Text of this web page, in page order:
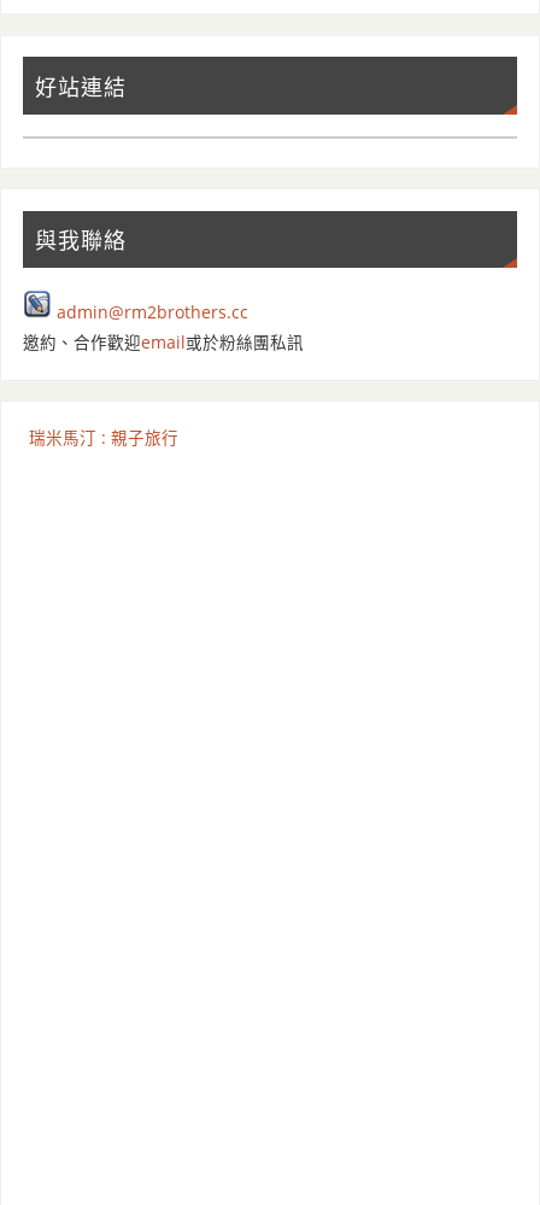
好站連結
與我聯絡
admin@rm2brothers.cc
邀約、合作歡迎email或於粉絲團私訊
瑞米馬汀 : 親子旅行